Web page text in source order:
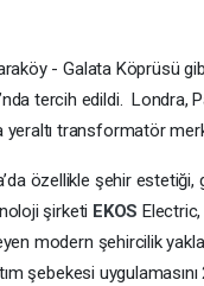
- Galata Köprüsü
tercih edildi.
transformatör
özellikle şehir estetiği,
şirketi EKOS
modern şehircilik
şebekesi